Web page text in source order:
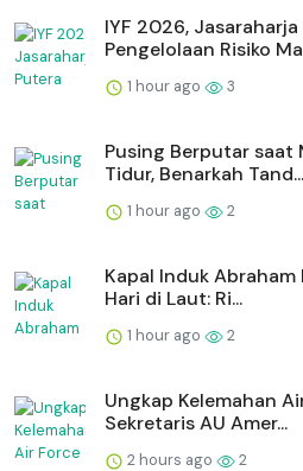
IYF 2026,
Pengelolaan Risiko
1 hour ago 3
Pusing Berputar saat
Tidur, Benarkah Tand...
1 hour ago 2
Kapal Induk
Hari di Laut: Ri...
1 hour ago 2
Ungkap Kelemahan
Sekretaris AU Amer...
2 hours ago 2